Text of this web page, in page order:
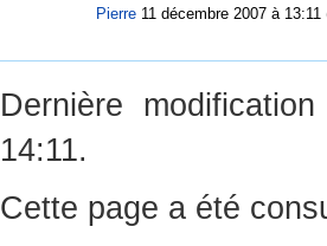
Pierre 11 décembre 2007 à 13:11
Dernière
14:11.
Cette page a été